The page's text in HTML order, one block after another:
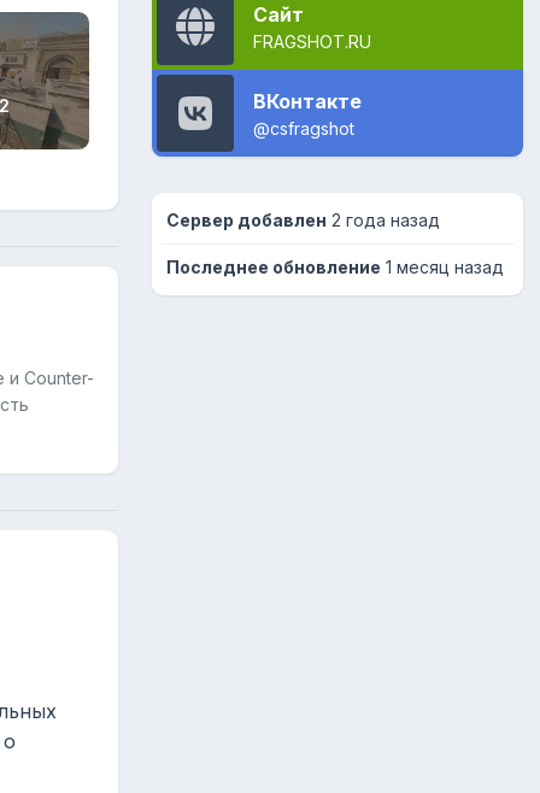
и Counter-
Сайт
FRAGSHOT.RU
ВКонтакте
@csfragshot
Сервер добавлен 2 года назад
Последнее обновление 1 месяц назад